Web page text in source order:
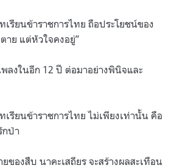
เรียนข้าราชการไทย ถือประโยชน์ของ
าย แต่หัวใจคงอยู่”
ลงในอีก 12 ปี ต่อมาอย่างพินิจและ
เรียนข้าราชการไทย ไม่เพียงเท่านั้น คือ
กป่า
ของสืบ นาคะเสถียร จะสร้างผลสะเทือน